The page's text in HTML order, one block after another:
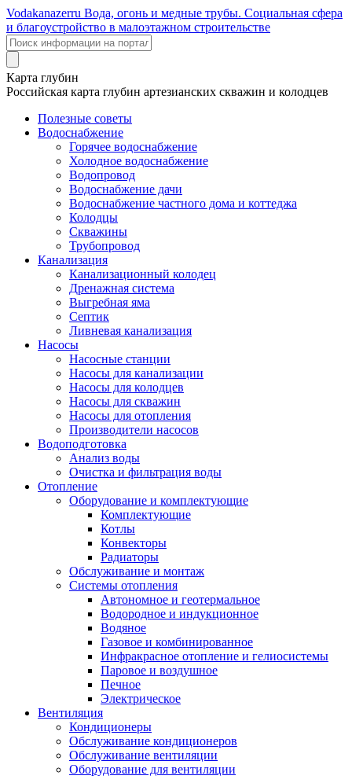
Vodakanazerru Вода, огонь и медные трубы. Социальная сфера
и благоустройство в малоэтажном строительстве
Карта глубин
Российская карта глубин артезианских скважин и колодцев
Полезные советы
Водоснабжение
Горячее водоснабжение
Холодное водоснабжение
Водопровод
Водоснабжение дачи
Водоснабжение частного дома и коттеджа
Колодцы
Скважины
Трубопровод
Канализация
Канализационный колодец
Дренажная система
Выгребная яма
Септик
Ливневая канализация
Насосы
Насосные станции
Насосы для канализации
Насосы для колодцев
Насосы для скважин
Насосы для отопления
Производители насосов
Водоподготовка
Анализ воды
Очистка и фильтрация воды
Отопление
Оборудование и комплектующие
Комплектующие
Котлы
Конвекторы
Радиаторы
Обслуживание и монтаж
Системы отопления
Автономное и геотермальное
Водородное и индукционное
Водяное
Газовое и комбинированное
Инфракрасное отопление и гелиосистемы
Паровое и воздушное
Печное
Электрическое
Вентиляция
Кондиционеры
Обслуживание кондиционеров
Обслуживание вентиляции
Оборудование для вентиляции